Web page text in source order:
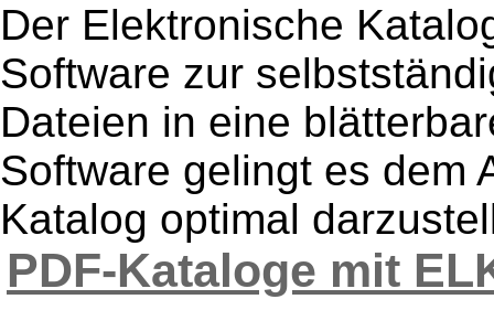
Der Elektronische
Software zur
Dateien in eine
Software gelingt es dem
Katalog optimal
PDF-Kataloge mit